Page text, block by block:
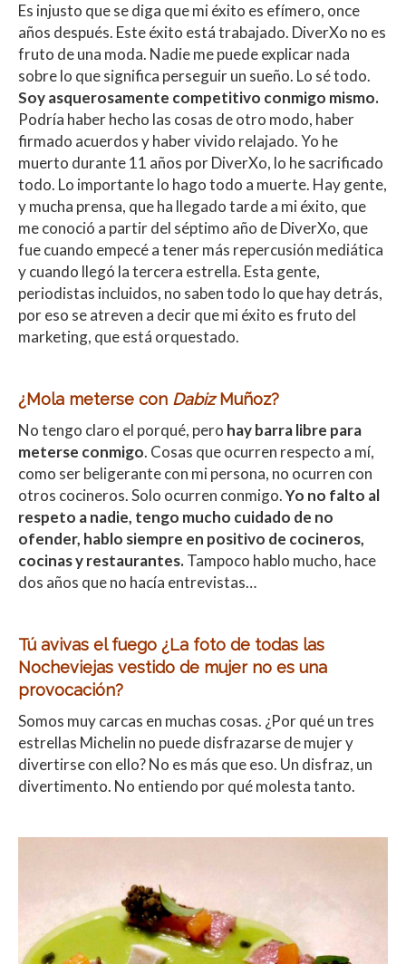
Es injusto que se diga que mi éxito es efímero, once
años después. Este éxito está trabajado. DiverXo no es
fruto de una moda. Nadie me puede explicar nada
sobre lo que significa perseguir un sueño. Lo sé todo.
Soy asquerosamente competitivo conmigo mismo.
Podría haber hecho las cosas de otro modo, haber
firmado acuerdos y haber vivido relajado. Yo he
muerto durante 11 años por DiverXo, lo he sacrificado
todo. Lo importante lo hago todo a muerte. Hay gente,
y mucha prensa, que ha llegado tarde a mi éxito, que
me conoció a partir del séptimo año de DiverXo, que
fue cuando empecé a tener más repercusión mediática
y cuando llegó la tercera estrella. Esta gente,
periodistas incluidos, no saben todo lo que hay detrás,
por eso se atreven a decir que mi éxito es fruto del
marketing, que está orquestado.
¿Mola meterse con DabizMuñoz?
No tengo claro el porqué, pero hay barra libre para
meterse conmigo. Cosas que ocurren respecto a mí,
como ser beligerante con mi persona, no ocurren con
otros cocineros. Solo ocurren conmigo.Yo no falto al
respeto a nadie, tengo mucho cuidado de no
ofender, hablo siempre en positivo de cocineros,
cocinas y restaurantes.Tampoco hablo mucho, hace
dos años que no hacía entrevistas…
Tú avivas el fuego ¿La foto de todas las
Nocheviejas vestido de mujer no es una
provocación?
Somos muy carcas en muchas cosas. ¿Por qué un tres
estrellas Michelin no puede disfrazarse de mujer y
divertirse con ello? No es más que eso. Un disfraz, un
divertimento. No entiendo por qué molesta tanto.